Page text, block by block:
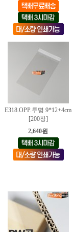
E318.OPP.투명 9*12+4cm
[200장]
2,640원